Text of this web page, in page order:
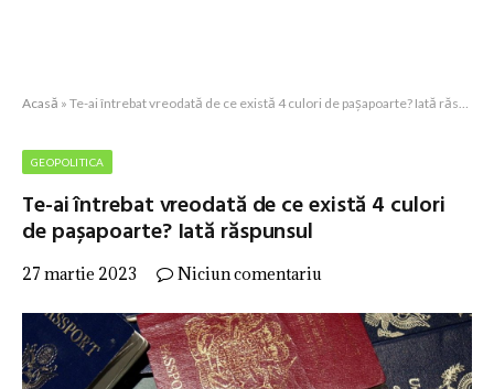
Acasă » Te-ai întrebat vreodată de ce există 4 culori de pașapoarte? Iată răspunsul
GEOPOLITICA
Te-ai întrebat vreodată de ce există 4 culori
de pașapoarte? Iată răspunsul
27 martie 2023 Niciun comentariu